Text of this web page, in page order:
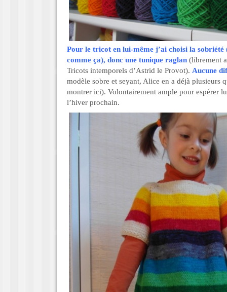
Pour le tricot en lui-même j’ai choisi la sobriété
comme ça), donc une tunique raglan (librement
Tricots intemporels d’Astrid le Provot). Aucune
modèle sobre et seyant, Alice en a déjà plusieurs
montrer ici). Volontairement ample pour espérer
l’hiver prochain.